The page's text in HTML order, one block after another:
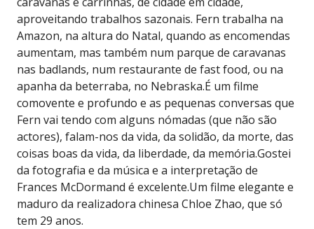
aproveitando trabalhos sazonais. Fern trabalha na
Amazon, na altura do Natal, quando as encomendas
aumentam, mas também num parque de caravanas
nas badlands, num restaurante de fast food, ou na
apanha da beterraba, no Nebraska.É um filme
comovente e profundo e as pequenas conversas que
Fern vai tendo com alguns nómadas (que não são
actores), falam-nos da vida, da solidão, da morte, das
coisas boas da vida, da liberdade, da memória.Gostei
da fotografia e da música e a interpretação de
Frances McDormand é excelente.Um filme elegante e
maduro da realizadora chinesa Chloe Zhao, que só
tem 29 anos.